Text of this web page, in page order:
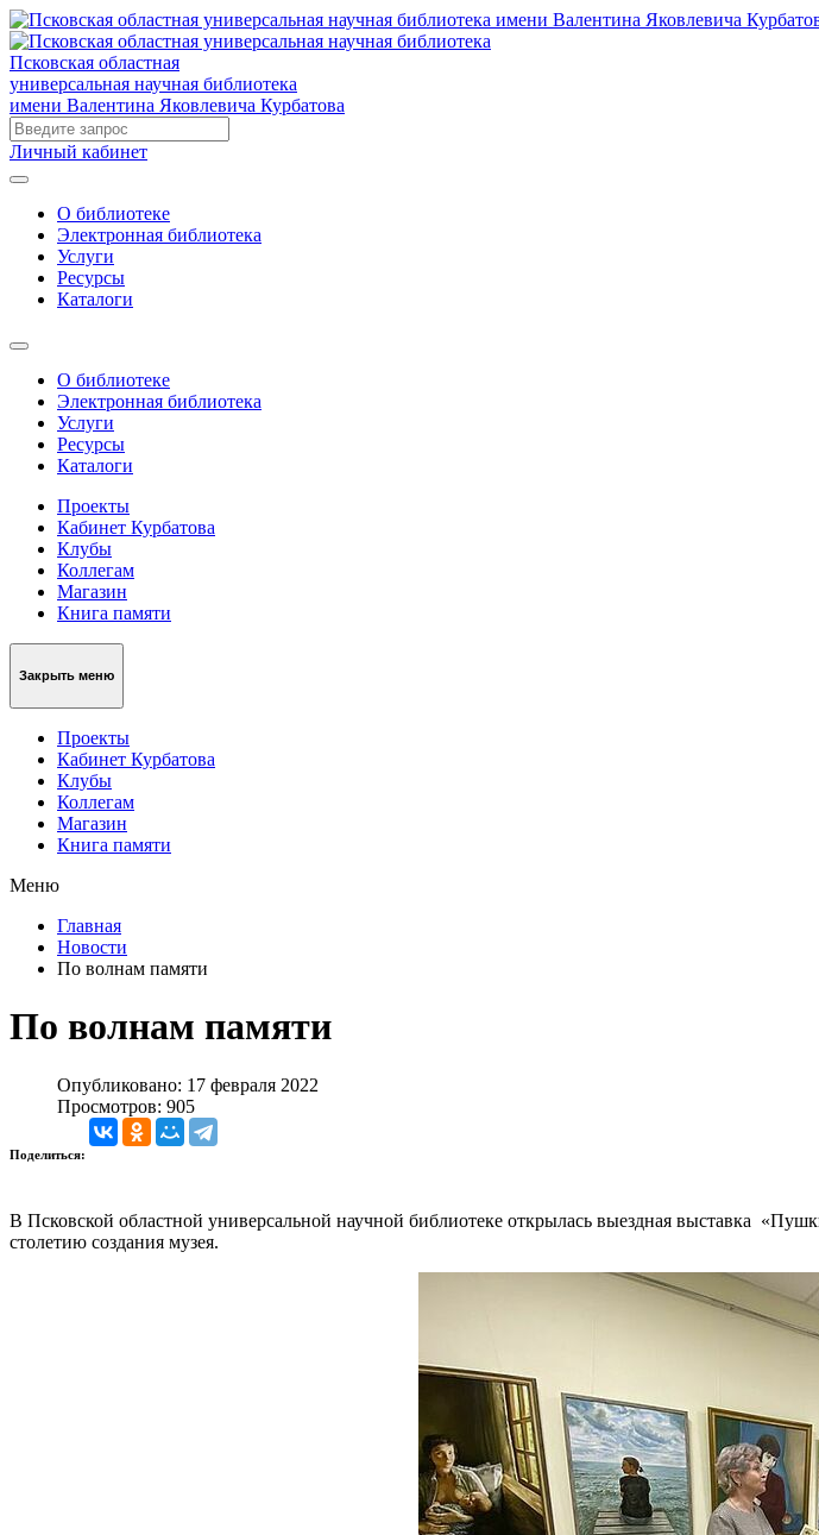
Псковская областная
универсальная научная библиотека
имени Валентина Яковлевича Курбатова
Личный кабинет
О библиотеке
Электронная библиотека
Услуги
Ресурсы
Каталоги
О библиотеке
Электронная библиотека
Услуги
Ресурсы
Каталоги
Проекты
Кабинет Курбатова
Клубы
Коллегам
Магазин
Книга памяти
Закрыть меню
Проекты
Кабинет Курбатова
Клубы
Коллегам
Магазин
Книга памяти
Меню
Главная
Новости
По волнам памяти
По волнам памяти
Опубликовано: 17 февраля 2022
Просмотров: 905
Поделиться:
В Псковской областной универсальной научной библиотеке открылась выездная выставка
столетию создания музея.